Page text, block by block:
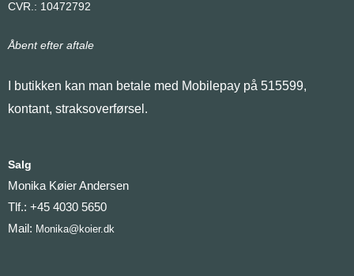
CVR.: 10472792
Åbent efter aftale
I butikken kan man betale med Mobilepay på 515599,
kontant, straksoverførsel.
Salg
Monika Køier Andersen
Tlf.: +45 4030 5650
Mail: Monika@koier.dk